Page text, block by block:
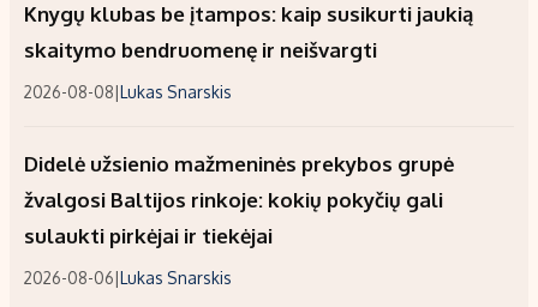
Knygų klubas be įtampos: kaip susikurti jaukią
skaitymo bendruomenę ir neišvargti
2026-08-08 Lukas Snarskis
Didelė užsienio mažmeninės prekybos grupė
žvalgosi Baltijos rinkoje: kokių pokyčių gali
sulaukti pirkėjai ir tiekėjai
2026-08-06 Lukas Snarskis